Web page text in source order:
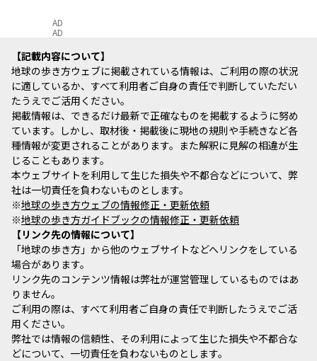
AD
AD
記載内容について
地球の歩き方ウェブに掲載されている情報は、ご利用の際の状況
に適しているか、すべて利用者ご自身の責任で判断していただい
たうえでご活用ください。
掲載情報は、できるだけ最新で正確なものを掲載するように努め
ています。しかし、取材後・掲載後に現地の規則や手続きなど各
種情報が変更されることがあります。また解釈に見解の相違が生
じることもあります。
本ウェブサイトを利用して生じた損失や不都合などについて、弊
社は一切責任を負わないものとします。
※地球の歩き方ウェブの情報修正・更新依頼
※地球の歩き方ガイドブックの情報修正・更新依頼
リンク先の情報について
「地球の歩き方」から他のウェブサイトなどへリンクをしている
場合があります。
リンク先のコンテンツ情報は弊社が運営管理しているものではあ
りません。
ご利用の際は、すべて利用者ご自身の責任で判断したうえでご活
用ください。
弊社では情報の信頼性、その利用によって生じた損失や不都合な
どについて、一切責任を負わないものとします。